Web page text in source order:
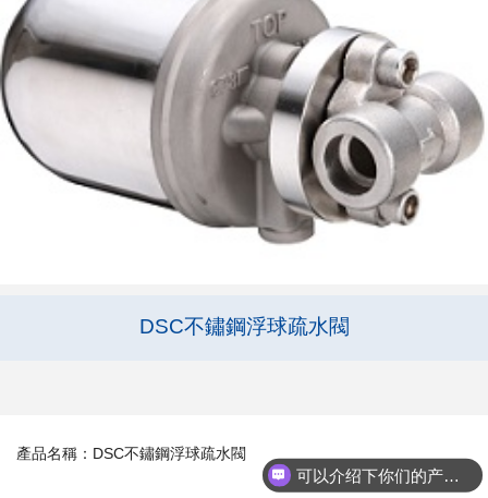
DSC不鏽鋼浮球疏水閥
產品名稱：DSC不鏽鋼浮球疏水閥
可以介绍下你们的产品么